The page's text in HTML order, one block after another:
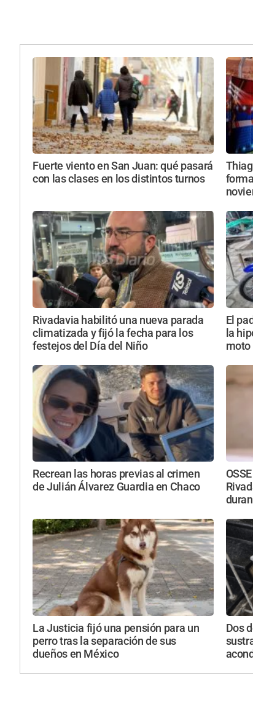
Fuerte viento en San Juan: qué pasará
con las clases en los distintos turnos
Rivadavia habilitó una nueva parada
climatizada y fijó la fecha para los
festejos del Día del Niño
El
la
moto
Recrean las horas previas al crimen
de Julián Álvarez Guardia en Chaco
La Justicia fijó una pensión para un
perro tras la separación de sus
dueños en México
Dos